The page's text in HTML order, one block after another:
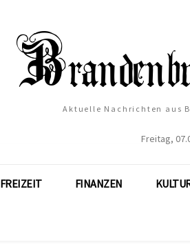
Aktuelle Nachrichten aus
Freitag,
FREIZEIT FINANZEN